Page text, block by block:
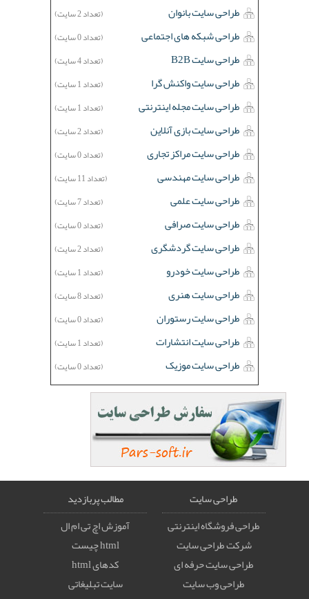
طراحی سایت بانوان (تعداد 2 سایت)
طراحی شبکه های اجتماعی (تعداد 0 سایت)
طراحی سایت B2B (تعداد 4 سایت)
طراحی سایت واکنش گرا (تعداد 1 سایت)
طراحی سایت مجله اینترنتی (تعداد 1 سایت)
طراحی سایت بازی آنلاین (تعداد 2 سایت)
طراحی سایت مراکز تجاری (تعداد 0 سایت)
طراحی سایت مهندسی (تعداد 11 سایت)
طراحی سایت علمی (تعداد 7 سایت)
طراحی سایت صرافی (تعداد 0 سایت)
طراحی سایت گردشگری (تعداد 2 سایت)
طراحی سایت خودرو (تعداد 1 سایت)
طراحی سایت هنری (تعداد 8 سایت)
طراحی سایت رستوران (تعداد 0 سایت)
طراحی سایت انتشارات (تعداد 1 سایت)
طراحی سایت موزیک (تعداد 0 سایت)
طراحی سایت
طراحی فروشگاه اینترنتی
شرکت طراحی سایت
طراحی سایت حرفه ای
طراحی وب سایت
مطالب پربازدید
آموزش اچ تی ام ال
html چیست
کدهای html
سایت تبلیغاتی